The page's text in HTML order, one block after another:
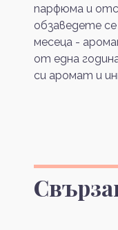
парфюма и
обзаведете
месеца -
от една
си аромат и